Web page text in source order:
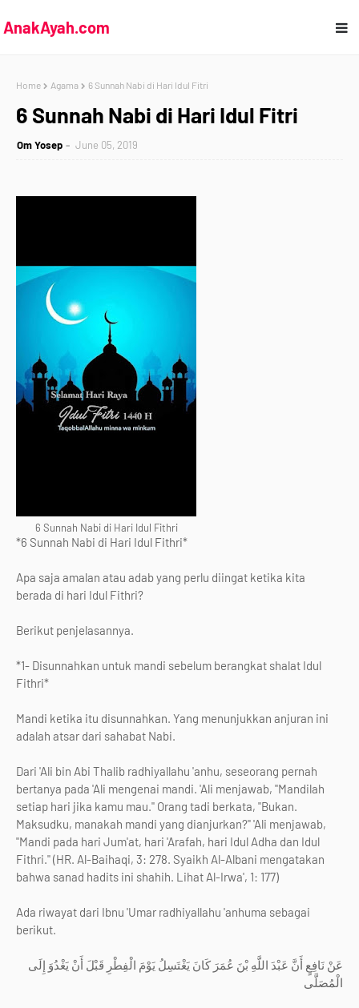
AnakAyah.com
Home Agama 6 Sunnah Nabi di Hari Idul Fitri
6 Sunnah Nabi di Hari Idul Fitri
Om Yosep June 05, 2019
6 Sunnah Nabi di Hari Idul Fithri
*6 Sunnah Nabi di Hari Idul Fithri*
Apa saja amalan atau adab yang perlu diingat ketika kita
berada di hari Idul Fithri?
Berikut penjelasannya.
*1- Disunnahkan untuk mandi sebelum berangkat shalat Idul
Fithri*
Mandi ketika itu disunnahkan. Yang menunjukkan anjuran ini
adalah atsar dari sahabat Nabi.
Dari 'Ali bin Abi Thalib radhiyallahu 'anhu, seseorang pernah
bertanya pada 'Ali mengenai mandi. 'Ali menjawab, "Mandilah
setiap hari jika kamu mau." Orang tadi berkata, "Bukan.
Maksudku, manakah mandi yang dianjurkan?" 'Ali menjawab,
"Mandi pada hari Jum'at, hari 'Arafah, hari Idul Adha dan Idul
Fithri." (HR. Al-Baihaqi, 3: 278. Syaikh Al-Albani mengatakan
bahwa sanad hadits ini shahih. Lihat Al-Irwa', 1: 177)
Ada riwayat dari Ibnu 'Umar radhiyallahu 'anhuma sebagai
berikut.
عَنْ نَافِعٍ أَنَّ عَبْدَ اللَّهِ بْنَ عُمَرَ كَانَ يَغْتَسِلُ يَوْمَ الْفِطْرِ قَبْلَ أَنْ يَغْدُوَ إِلَى
الْمُصَلَّى